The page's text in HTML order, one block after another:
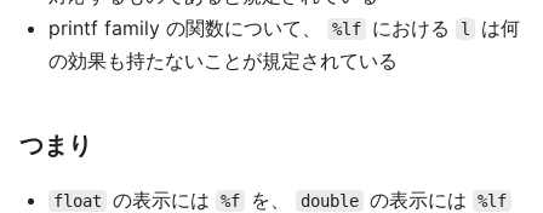
printf family の関数について、
%lf における l
は何
の効果も持たないことが規定されている
つまり
float の表示には %f を、 double の表示には %lf